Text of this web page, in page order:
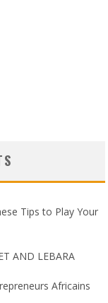
Tips to Play Your
AND LEBARA
Africains